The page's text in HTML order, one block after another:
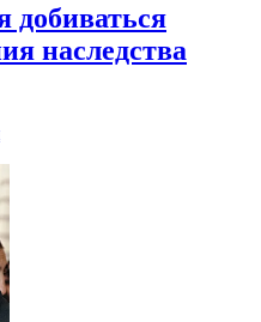
добиваться
наследства